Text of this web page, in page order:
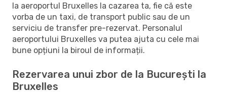
la aeroportul Bruxelles la cazarea ta, fie că este
vorba de un taxi, de transport public sau de un
serviciu de transfer pre-rezervat. Personalul
aeroportului Bruxelles va putea ajuta cu cele mai
bune opțiuni la biroul de informații.
Rezervarea unui zbor de la București la
Bruxelles